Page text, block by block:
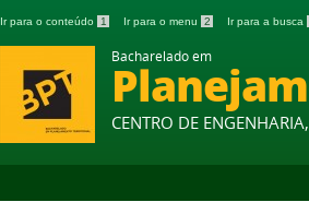
Ir para o conteúdo 1 Ir para o menu 2 Ir para a busca
Bacharelado em
CENTRO DE